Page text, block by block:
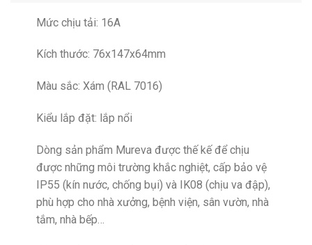
Mức chịu tải: 16A
Kích thước: 76x147x64mm
Màu sắc: Xám (RAL 7016)
Kiểu lắp đặt: lắp nổi
Dòng sản phẩm Mureva được thế kế để chịu
được những môi trường khắc nghiệt, cấp bảo vệ
IP55 (kín nước, chống bụi) và IK08 (chịu va đập),
phù hợp cho nhà xưởng, bệnh viện, sân vườn, nhà
tắm, nhà bếp…